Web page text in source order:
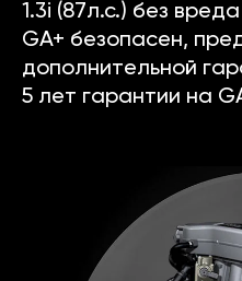
1.3i (87л.с.) без
GA+ безопасен,
дополнительной
5 лет гарантии на